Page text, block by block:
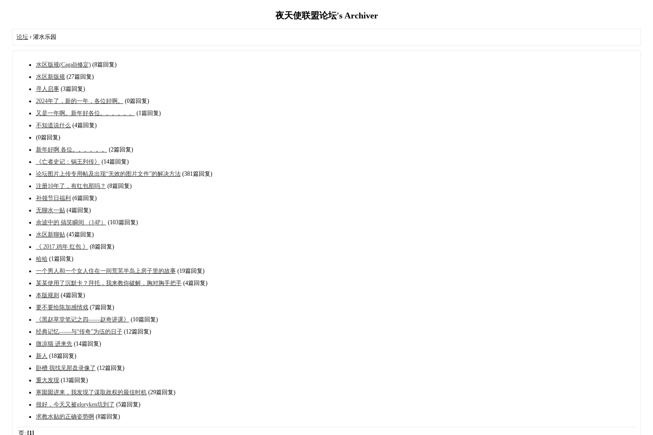
夜天使联盟论坛's Archiver
论坛› 灌水乐园
水区版规(Cagalli修定)(8篇回复)
水区新版规(27篇回复)
寻人启事(3篇回复)
2024年了，新的一年，各位好啊。
(0篇回复)
又是一年啊。新年好各位。。。。。。
(1篇回复)
不知道说什么 (4篇回复)
(0篇回复)
新年好啊 各位。。。。。。
(2篇回复)
《亡者史记：锅王列传》
(14篇回复)
论坛图片上传专用帖及出现“无效的图片文件”的解决方法(381篇回复)
注册10年了，有红包那吗？ (8篇回复)
补领节日福利 (6篇回复)
无聊水一贴(4篇回复)
余波中的 搞笑瞬间 （14P）
(103篇回复)
水区新聊贴(45篇回复)
《 2017 鸡年 红包 》
(8篇回复)
哈哈 (1篇回复)
一个男人和一个女人住在一间荒芜半岛上房子里的故事(19篇回复)
某某使用了沉默卡？拜托，我来教你破解，胸对胸手把手(4篇回复)
本版规则 (4篇回复)
要不要给陈加感情戏(7篇回复)
《黑赵草堂笔记之四——赵奇讲课》
(10篇回复)
经典记忆——与“传奇”为伍的日子(12篇回复)
微凉猫 进来先(14篇回复)
新人 (18篇回复)
卧槽 我找见那盘录像了 (12篇回复)
重大发现(13篇回复)
寒囡囡进来，我发现了谋取政权的最佳时机(29篇回复)
很好，今天又被gloryken坑到了 (5篇回复)
求教水贴的正确姿势啊(8篇回复)
页: [1]